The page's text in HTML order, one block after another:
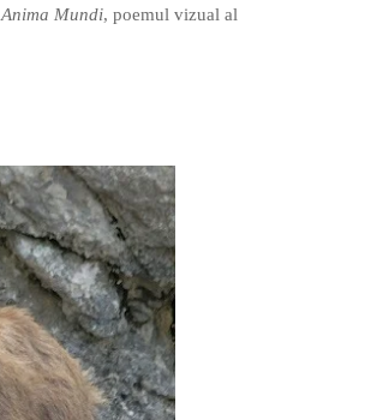
Anima Mundi, poemul vizual al